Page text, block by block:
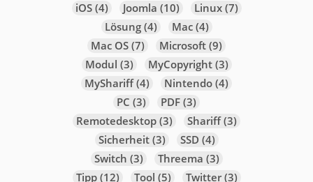
iOS(4) Joomla (10) Linux(7)
Lösung(4) Mac(4)
Mac OS(7) Microsoft(9)
Modul (3) MyCopyright(3)
MyShariff(4) Nintendo(4)
PC (3) PDF(3)
Remotedesktop(3) Shariff(3)
Sicherheit(3) SSD (4)
Switch (3) Threema (3)
Tipp(12) Tool (5) Twitter(3)